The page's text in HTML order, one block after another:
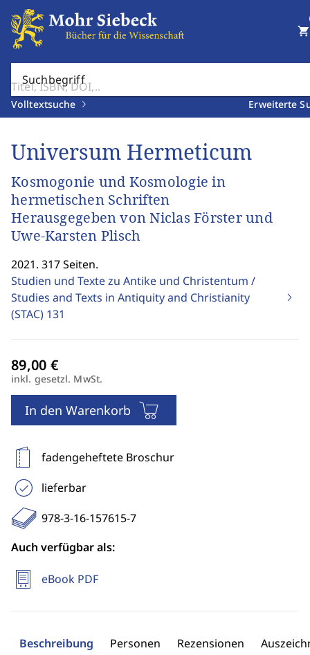
Suchbegriff
Volltextsuche Erweiterte
shopping_cart
Universum Hermeticum
Kosmogonie und Kosmologie in
hermetischen Schriften
Herausgegeben von Niclas Förster und
Uwe-Karsten Plisch
2021. 317 Seiten.
Studien und Texte zu Antike und Christentum /
Studies and Texts in Antiquity and Christianity
(STAC) 131
inkl. gesetzl. MwSt.
In den Warenkorb
fadengeheftete Broschur
lieferbar
978-3-16-157615-7
Auch verfügbar als:
eBook PDF
Beschreibung Personen Rezensionen